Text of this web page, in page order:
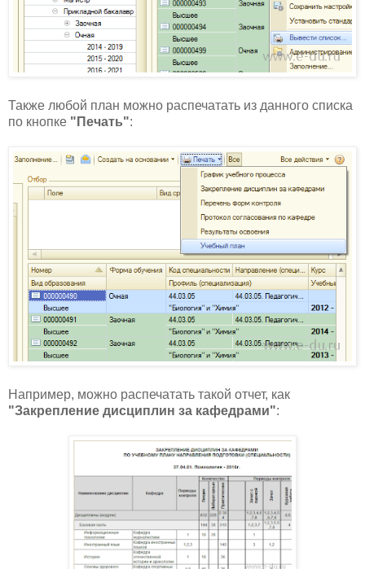
Также любой план можно распечатать из данного списка
по кнопке "Печать":
Например, можно распечатать такой отчет, как
"Закрепление дисциплин за кафедрами":